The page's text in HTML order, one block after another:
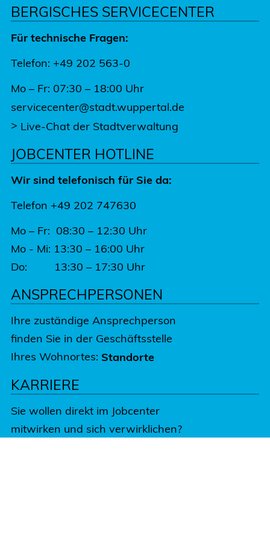
BERGISCHES SERVICECENTER
Für technische Fragen:
Telefon: +49 202 563-0
Mo – Fr: 07:30 – 18:00 Uhr
servicecenter@stadt.wuppertal.de
> Live-Chat der Stadtverwaltung
JOBCENTER HOTLINE
Wir sind telefonisch für Sie da:
Telefon +49 202 747630
Mo – Fr: 08:30 – 12:30 Uhr
Mo - Mi: 13:30 – 16:00 Uhr
Do: 13:30 – 17:30 Uhr
ANSPRECHPERSONEN
Ihre zuständige Ansprechperson
finden Sie in der Geschäftsstelle
Ihres Wohnortes: Standorte
KARRIERE
Sie wollen direkt im Jobcenter
mitwirken und sich verwirklichen?